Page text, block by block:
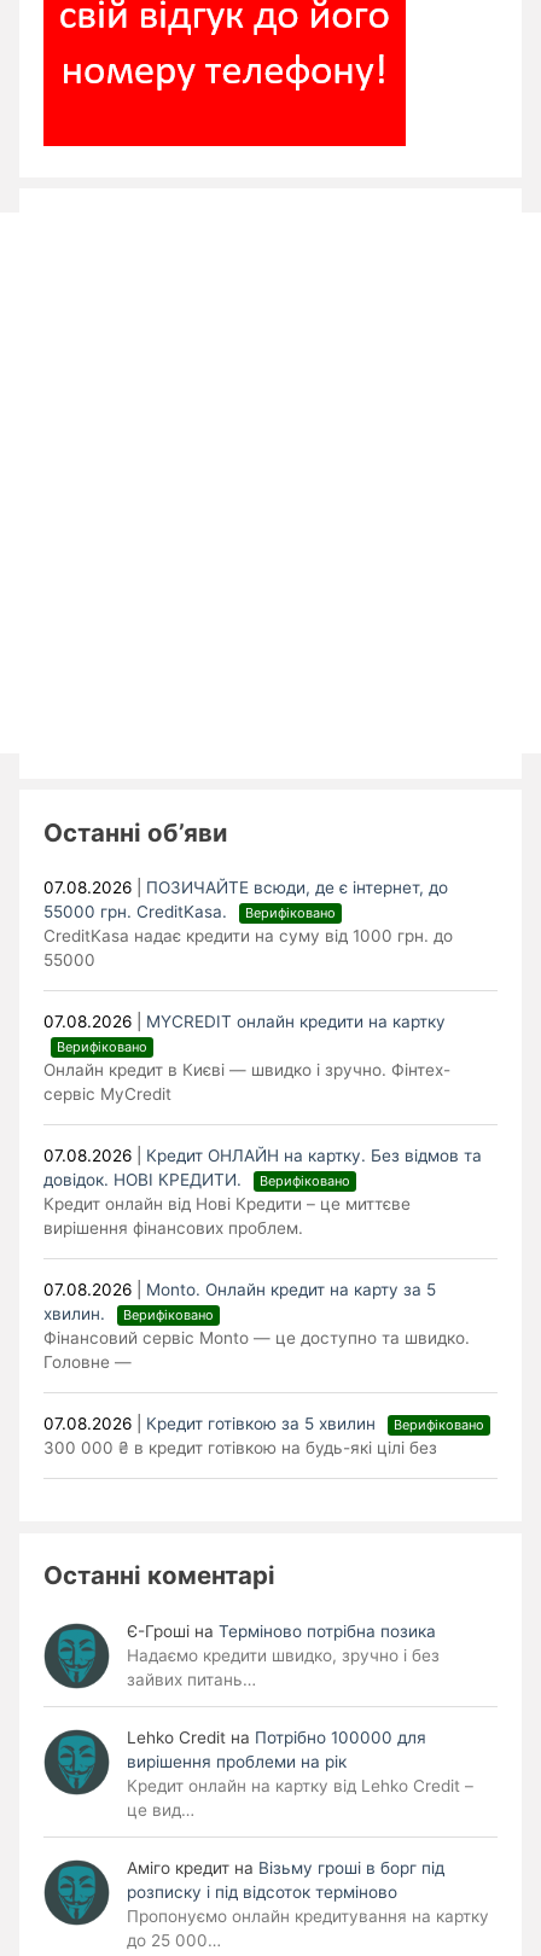
Останні об’яви
07.08.2026
ПОЗИЧАЙТЕ всюди, де є інтернет, до
55000 грн. CreditKasa.
Верифіковано
CreditKasa надає кредити на суму від 1000 грн. до
55000
07.08.2026 MYCREDIT онлайн кредити на картку
Верифіковано
Онлайн кредит в Києві — швидко і зручно. Фінтех-
сервіс MyCredit
07.08.2026
Кредит ОНЛАЙН на картку. Без відмов та
довідок. НОВІ КРЕДИТИ.
Верифіковано
Кредит онлайн від Нові Кредити – це миттєве
вирішення фінансових проблем.
07.08.2026
Monto. Онлайн кредит на карту за 5
хвилин.
Верифіковано
Фінансовий сервіс Monto — це доступно та швидко.
Головне —
07.08.2026 Кредит готівкою за 5 хвилин Верифіковано
300 000 ₴ в кредит готівкою на будь-які цілі без
Останні коментарі
Є-Гроші на Терміново потрібна позика
Надаємо кредити швидко, зручно і без
зайвих питань…
Lehko Сredit на Потрібно 100000 для
вирішення проблеми на рік
Кредит онлайн на картку від Lehko Credit –
це вид…
Аміго кредит на Візьму гроші в борг під
розписку і під відсоток терміново
Пропонуємо онлайн кредитування на картку
до 25 000…